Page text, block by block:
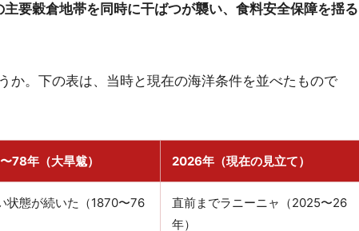
要穀倉地帯を同時に干ばつが襲い、食料安全保障を揺る
か。下の表は、当時と現在の海洋条件を並べたもので
78年（大旱魃） 2026年（現在の見立て）
状態が続いた（1870〜76
直前までラニーニャ（2025〜26
年）